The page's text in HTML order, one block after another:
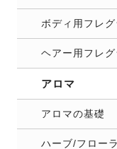
ボディ用フレグ
ヘアー用フレグ
アロマ
アロマの基礎
ハーブ/フロー